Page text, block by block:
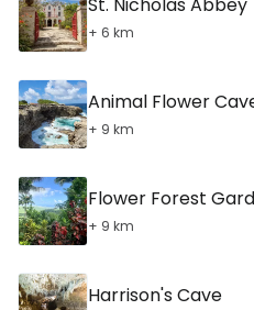
St. Nicholas Abbey
+ 6 km
Animal Flower
+ 9 km
Flower Forest
+ 9 km
Harrison's Cave